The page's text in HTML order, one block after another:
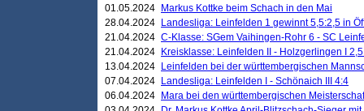
01.05.2024
Markus Kottke beim Schach in den Mai
28.04.2024
Landesliga: Leinfelden 1 gewinnt 5,5:2,5 in
21.04.2024 C-Klasse: SGem Vaihingen-Rohr 6 - SC
21.04.2024
Kreisklasse: Leinfelden II - Holzgerlingen I
13.04.2024
Leinfelden bei der württembergischen
07.04.2024
Landesliga: Leinfelden I - Schönaich III 4:4
06.04.2024
Mara bei den württembergischen